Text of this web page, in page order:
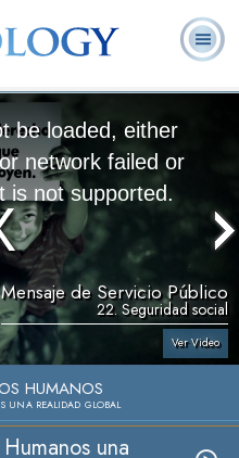
Ministros
be loaded, either
network failed or
is not supported.
Mensaje de Servicio Público
22. Seguridad social
Ver Video
HUMANOS
UNA REALIDAD GLOBAL
una